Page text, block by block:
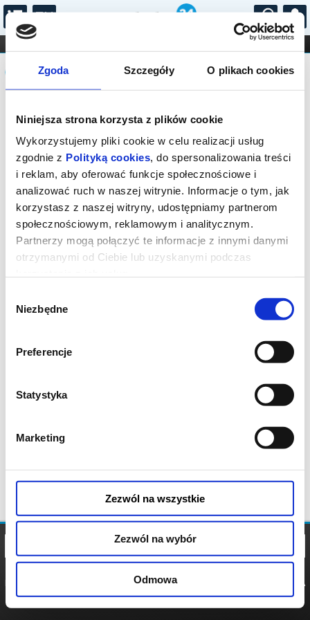
Zgoda Szczegóły O plikach cookies
Niniejsza strona korzysta z plików cookie
Wykorzystujemy pliki cookie w celu realizacji usług
zgodnie z Polityką cookies, do spersonalizowania treści
i reklam, aby oferować funkcje społecznościowe i
analizować ruch w naszej witrynie. Informacje o tym, jak
korzystasz z naszej witryny, udostępniamy partnerom
społecznościowym, reklamowym i analitycznym.
Partnerzy mogą połączyć te informacje z innymi danymi
otrzymanymi od Ciebie lub uzyskanymi podczas
zgody
Niezbędne
Preferencje
Statystyka
Marketing
Zezwól na wszystkie
Zezwól na wybór
Odmowa
...
FILHARMONIA OPERA I BALET
STAND-UP
DLA DZIECI
Komunikat
Sprzedaż on-line została zakończona,
sprawdź dostępność biletów w kasach
instytucji.
POLITYKA
POLITYKA